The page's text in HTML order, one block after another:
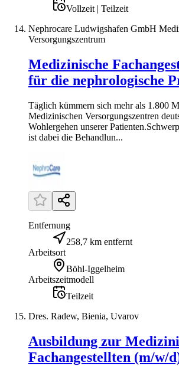
Vollzeit | Teilzeit
Nephrocare Ludwigshafen GmbH
Versorgungszentrum
Medizinische
für die nephrologische
Täglich kümmern sich mehr als 1.800
Medi­zinischen Ver­sorgungs­zentren
Wohl­ergehen unserer
ist dabei die Behandlun...
Entfernung
258,7 km entfernt
Arbeitsort
Böhl-Iggelheim
Arbeitszeitmodell
Teilzeit
Dres. Radew, Bienia, Uvarov
Ausbildung zur
Fachangestellten (m/w/